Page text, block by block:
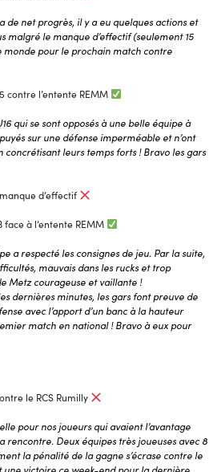
de net progrès, il y a eu quelques actions et
malgré le manque d’effectif (seulement 15
monde pour le prochain match contre
contre l’entente REMM
qui se sont opposés à une belle équipe à
sur une défense imperméable et n’ont
concrétisant leurs temps forts ! Bravo les gars
d’effectif
face à l’entente REMM
a respecté les consignes de jeu. Par la suite,
mauvais dans les rucks et trop
Metz courageuse et vaillante !
dernières minutes, les gars font preuve de
avec l’apport d’un banc à la hauteur
match en national ! Bravo à eux pour
le RCS Rumilly
pour nos joueurs qui avaient l’avantage
rencontre. Deux équipes très joueuses avec 8
la pénalité de la gagne s’écrase contre le
une victoire ce week-end pour la dernière